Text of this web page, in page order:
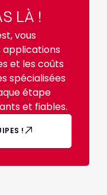
LÀ !
vous
applications
et les coûts
spécialisées
étape
et fiables.
!